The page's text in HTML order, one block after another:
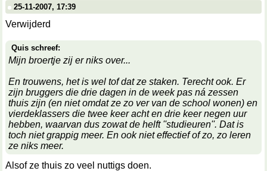
25-11-2007, 17:39
Verwijderd
Quis schreef:
Mijn broertje zij er niks over...
En trouwens, het is wel tof dat ze staken. Terecht ook. Er
zijn bruggers die drie dagen in de week pas ná zessen
thuis zijn (en niet omdat ze zo ver van de school wonen) en
vierdeklassers die twee keer acht en drie keer negen uur
hebben, waarvan dus zowat de helft ''studieuren''. Dat is
toch niet grappig meer. En ook niet effectief of zo, zo leren
ze niks meer.
Alsof ze thuis zo veel nuttigs doen.